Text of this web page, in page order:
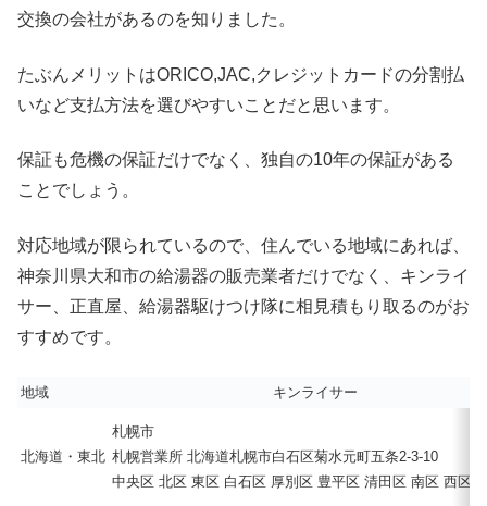
交換の会社があるのを知りました。
たぶんメリットはORICO,JAC,クレジットカードの分割払
いなど支払方法を選びやすいことだと思います。
保証も危機の保証だけでなく、独自の10年の保証がある
ことでしょう。
対応地域が限られているので、住んでいる地域にあれば、
神奈川県大和市の給湯器の販売業者だけでなく、キンライ
サー、正直屋、給湯器駆けつけ隊に相見積もり取るのがお
すすめです。
地域 キンライサー
北海道・東北
札幌市
札幌営業所 北海道札幌市白石区菊水元町五条2-3-10
中央区 北区 東区 白石区 厚別区 豊平区 清田区 南区 西区